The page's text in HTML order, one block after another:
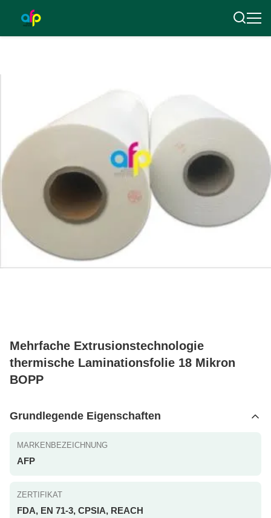
Mehrfache Extrusionstechnologie
thermische Laminationsfolie 18 Mikron
BOPP
Grundlegende Eigenschaften
MARKENBEZEICHNUNG
AFP
ZERTIFIKAT
FDA, EN 71-3, CPSIA, REACH